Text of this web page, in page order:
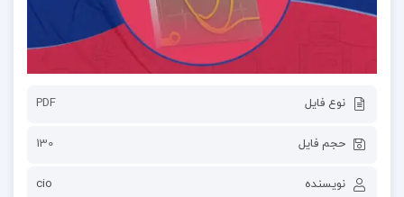
نوع فایل PDF
حجم فایل 130
نویسنده cio